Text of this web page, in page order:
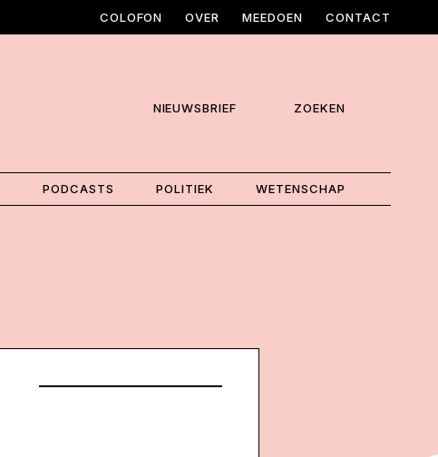
COLOFON OVER MEEDOEN CONTACT
NIEUWSBRIEF ZOEKEN
PODCASTS POLITIEK WETENSCHAP